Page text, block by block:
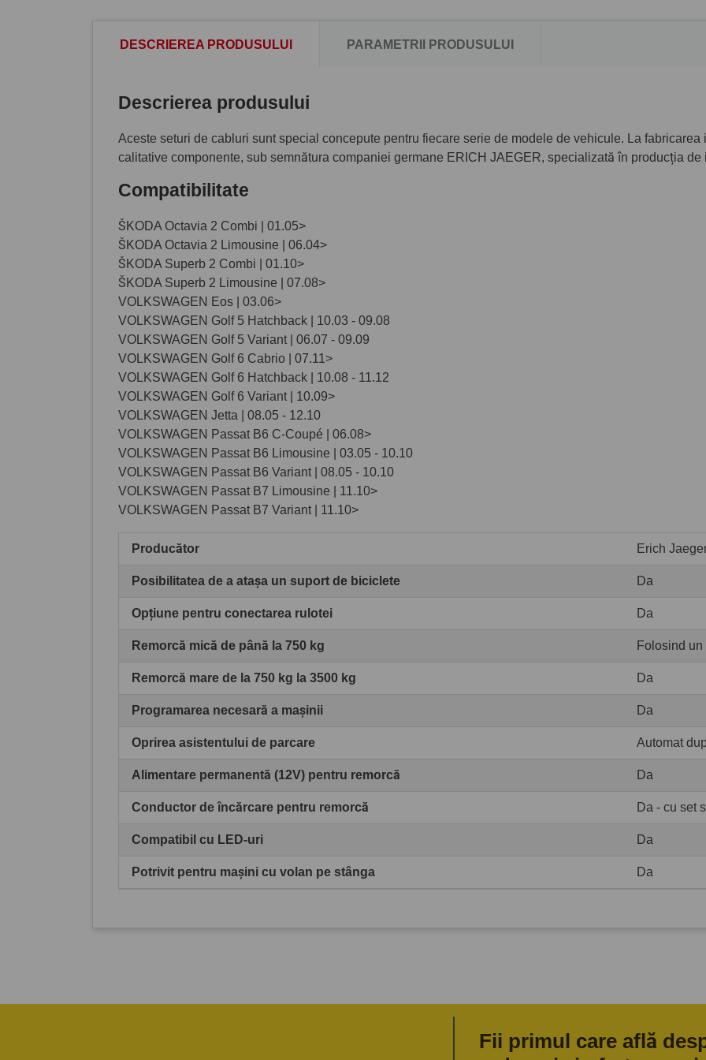
DESCRIEREA PRODUSULUI PARAMETRII PRODUSULUI
Descrierea produsului
Aceste seturi de cabluri sunt special concepute pentru fiecare serie de modele de vehicule. La
calitative componente, sub semnătura companiei germane ERICH JAEGER, specializată în producția
Compatibilitate
ŠKODA Octavia 2 Combi | 01.05>
ŠKODA Octavia 2 Limousine | 06.04>
ŠKODA Superb 2 Combi | 01.10>
ŠKODA Superb 2 Limousine | 07.08>
VOLKSWAGEN Eos | 03.06>
VOLKSWAGEN Golf 5 Hatchback | 10.03 - 09.08
VOLKSWAGEN Golf 5 Variant | 06.07 - 09.09
VOLKSWAGEN Golf 6 Cabrio | 07.11>
VOLKSWAGEN Golf 6 Hatchback | 10.08 - 11.12
VOLKSWAGEN Golf 6 Variant | 10.09>
VOLKSWAGEN Jetta | 08.05 - 12.10
VOLKSWAGEN Passat B6 C-Coupé | 06.08>
VOLKSWAGEN Passat B6 Limousine | 03.05 - 10.10
VOLKSWAGEN Passat B6 Variant | 08.05 - 10.10
VOLKSWAGEN Passat B7 Limousine | 11.10>
VOLKSWAGEN Passat B7 Variant | 11.10>
Producător Erich
Posibilitatea de a atașa un suport de biciclete Da
Opțiune pentru conectarea rulotei Da
Remorcă mică de până la 750 kg Folosind
Remorcă mare de la 750 kg la 3500 kg Da
Programarea necesară a mașinii Da
Oprirea asistentului de parcare Automat
Alimentare permanentă (12V) pentru remorcă Da
Conductor de încărcare pentru remorcă Da - cu set
Compatibil cu LED-uri Da
Potrivit pentru mașini cu volan pe stânga Da
Fii primul care află